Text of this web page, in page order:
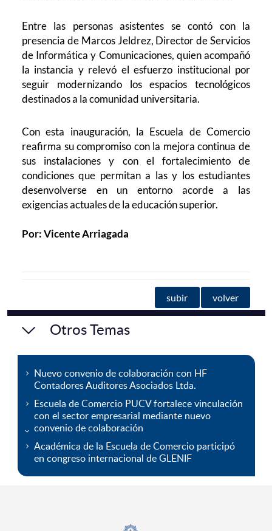
Entre las personas asistentes se contó con la
presencia de Marcos Jeldrez, Director de Servicios
de Informática y Comunicaciones, quien acompañó
la instancia y relevó el esfuerzo institucional por
seguir modernizando los espacios tecnológicos
destinados a la comunidad universitaria.
Con esta inauguración, la Escuela de Comercio
reafirma su compromiso con la mejora continua de
sus instalaciones y con el fortalecimiento de
condiciones que permitan a las y los estudiantes
desenvolverse en un entorno acorde a las
exigencias actuales de la educación superior.
Por: Vicente Arriagada
subir volver
Otros Temas
Nuevo convenio de colaboración con HF
Contadores Auditores Asociados Ltda.
Escuela de Comercio PUCV fortalece vinculación
con el sector empresarial mediante nuevo
convenio de colaboración
Académica de la Escuela de Comercio participó
en congreso internacional de GLENIF